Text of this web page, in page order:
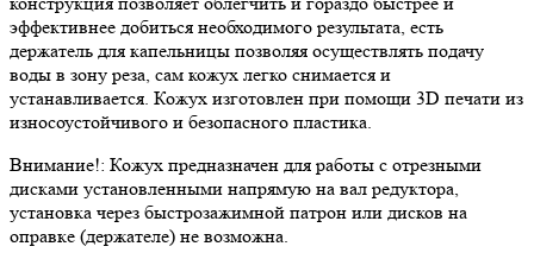
эффективнее добиться необходимого результата, есть
держатель для капельницы позволяя осуществлять подачу
воды в зону реза, сам кожух легко снимается и
устанавливается. Кожух изготовлен при помощи 3D печати из
износоустойчивого и безопасного пластика.
Внимание!: Кожух предназначен для работы с отрезными
дисками установленными напрямую на вал редуктора,
установка через быстрозажимной патрон или дисков на
оправке (держателе) не возможна.